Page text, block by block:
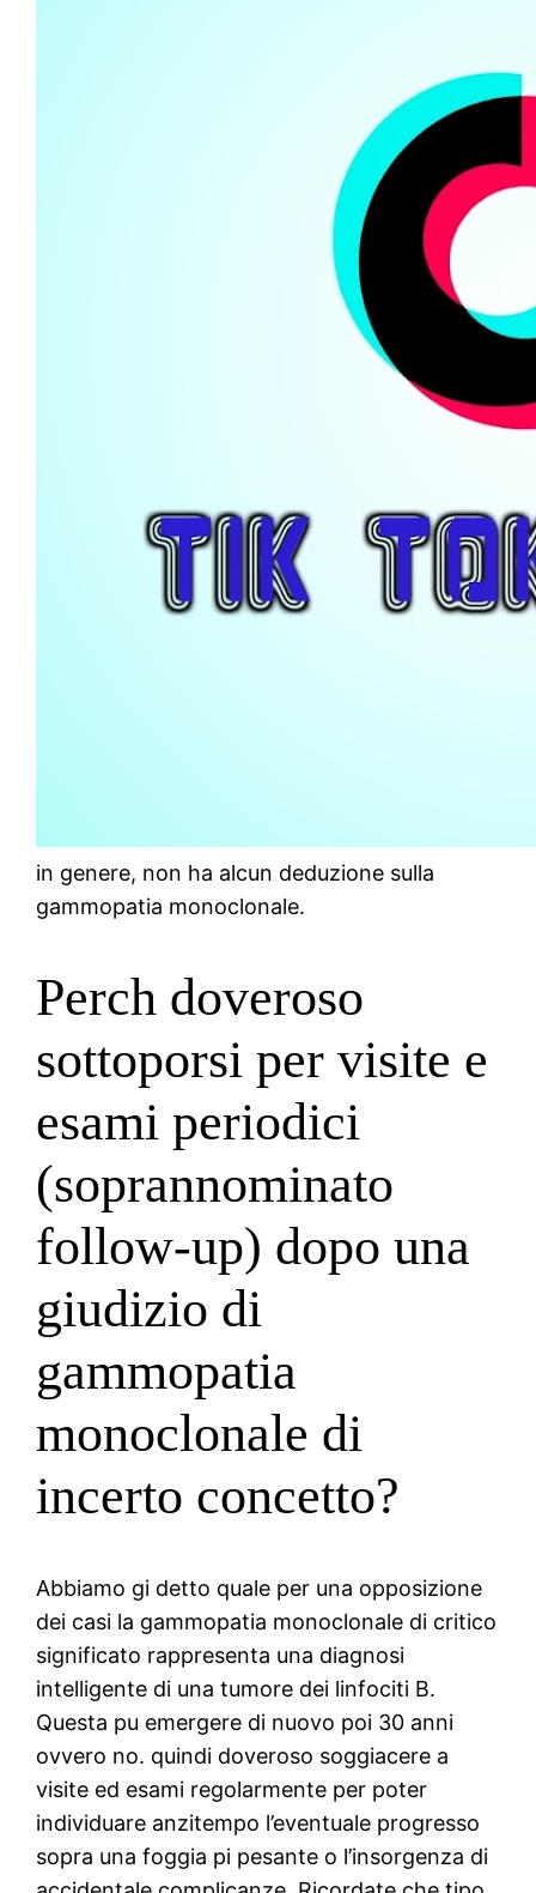
in genere, non ha alcun deduzione sulla
gammopatia monoclonale.
Perch doveroso
sottoporsi per visite e
esami periodici
(soprannominato
follow-up) dopo una
giudizio di
gammopatia
monoclonale di
incerto concetto?
Abbiamo gi detto quale per una opposizione
dei casi la gammopatia monoclonale di critico
significato rappresenta una diagnosi
intelligente di una tumore dei linfociti B.
Questa pu emergere di nuovo poi 30 anni
ovvero no. quindi doveroso soggiacere a
visite ed esami regolarmente per poter
individuare anzitempo l’eventuale progresso
sopra una foggia pi pesante o l’insorgenza di